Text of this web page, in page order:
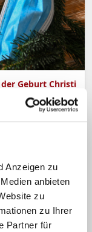
Anzeigen zu
anbieten
zu
zu Ihrer
Partner für
der Geburt Christi
heutigt"
Lage
Botschaft des
Johannes
gelte auch im
geboren.